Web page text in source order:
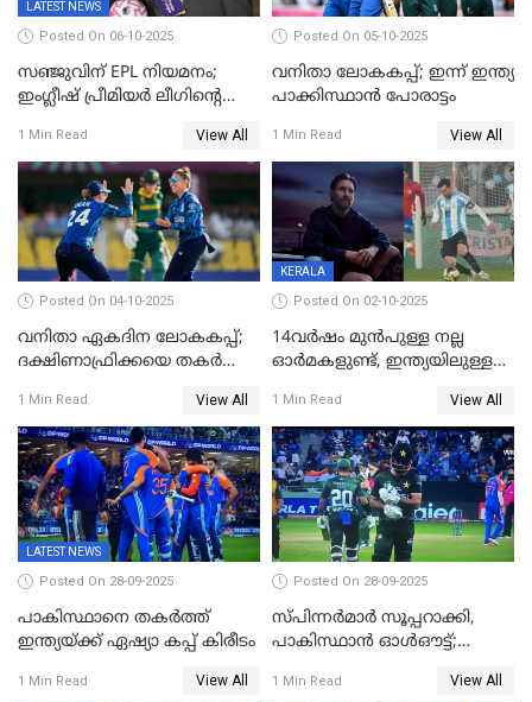
LATEST NEWS
Posted On 06-10-2025
സഞ്ജുവിന് EPL നിയമനം;
ഇംഗ്ലീഷ് പ്രീമിയര്‍ ലീഗിന്‍റെ
അംബാസഡര്‍
1 Min Read View All
Posted On 05-10-2025
വനിതാ ലോകകപ്പ്; ഇന്ന് ഇന്ത്യ
പാക്കിസ്ഥാന്‍ പോരാട്ടം
1 Min Read View All
Posted On 04-10-2025
വനിതാ ഏകദിന ലോകകപ്പ്;
ദക്ഷിണാഫ്രിക്കയെ തകർത്ത്
1 Min Read View All
KERALA
Posted On 02-10-2025
14വർഷം മുൻപുള്ള നല്ല
ഓർമകളുണ്ട്, ഇന്ത്യയിലുള്ള
കാത്തിരിക്കുന്നു; വരവ്
സ്ഥിരീകരിച്ച് മെസി
1 Min Read View All
LATEST NEWS
Posted On 28-09-2025
പാകിസ്ഥാനെ തകർത്ത്
ഇന്ത്യയ്ക്ക് ഏഷ്യാ കപ്പ് കിരീടം
1 Min Read View All
Posted On 28-09-2025
സ്പിന്നർമാർ സൂപ്പറാക്കി,
പാകിസ്ഥാൻ ഓൾഔട്ട്;
വിജയലക്ഷ്യം, കുൽദീപിന് 4
1 Min Read View All